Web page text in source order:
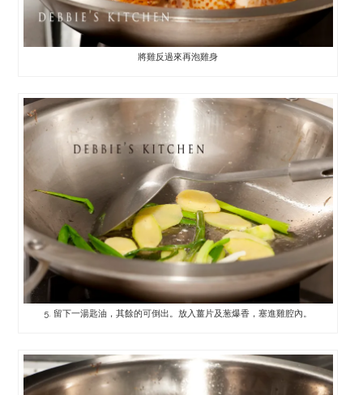
將雞反過來再泡雞身
5. 留下一湯匙油，其餘的可倒出。放入薑片及葱爆香，塞進雞腔內。